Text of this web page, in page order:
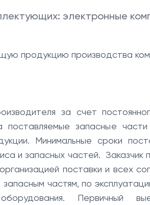
электронные
продукцию производства
за счет
поставляемые запасные
Минимальные сроки
и запасных частей.
поставки и всех
частям, по
Первичный